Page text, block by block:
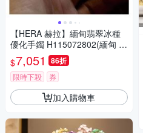
【HERA 赫拉】緬甸翡翠冰種
優化手鐲 H115072802(緬甸 翡
翠 冰種 優化 手鐲)
$7,051 86折
限時下殺 券
加入購物車